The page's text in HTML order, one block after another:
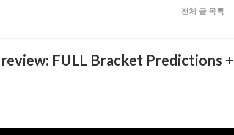
전체 글 목록
FULL Bracket Predictions +